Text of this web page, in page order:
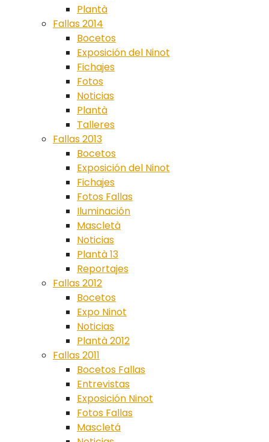
Plantà
Fallas 2014
Bocetos
Exposición del Ninot
Fichajes
Fotos
Noticias
Plantà
Talleres
Fallas 2013
Bocetos
Exposición del Ninot
Fichajes
Fotos Fallas
Iluminación
Mascletà
Noticias
Plantà 13
Reportajes
Fallas 2012
Bocetos
Expo Ninot
Noticias
Plantà 2012
Fallas 2011
Bocetos Fallas
Entrevistas
Exposición Ninot
Fotos Fallas
Mascletá